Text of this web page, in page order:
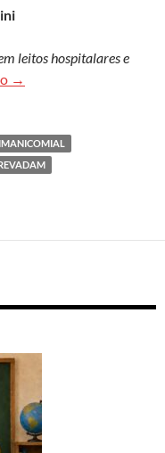
leitos hospitalares e
50 anos em 5: como o
→